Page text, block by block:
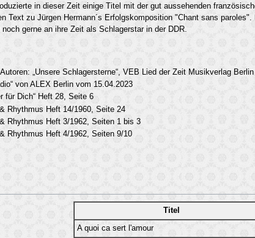
in dieser Zeit einige Titel mit der gut aussehenden
Text zu Jürgen Hermann´s Erfolgskomposition "Chant sans
gerne an ihre Zeit als Schlagerstar in der DDR.
„Unsere Schlagersterne“, VEB Lied der Zeit Musikverlag
von ALEX Berlin vom 15.04.2023
für Dich“ Heft 28, Seite 6
Rhythmus Heft 14/1960, Seite 24
Rhythmus Heft 3/1962, Seiten 1 bis 3
Rhythmus Heft 4/1962, Seiten 9/10
Titel
A quoi ca sert l'amour